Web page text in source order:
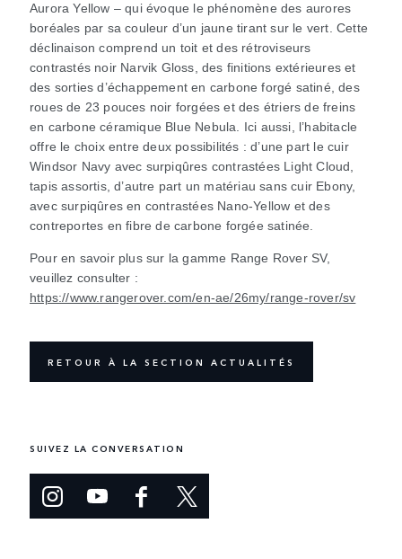
Aurora Yellow – qui évoque le phénomène des aurores
boréales par sa couleur d’un jaune tirant sur le vert. Cette
déclinaison comprend un toit et des rétroviseurs
contrastés noir Narvik Gloss, des finitions extérieures et
des sorties d’échappement en carbone forgé satiné, des
roues de 23 pouces noir forgées et des étriers de freins
en carbone céramique Blue Nebula. Ici aussi, l’habitacle
offre le choix entre deux possibilités : d’une part le cuir
Windsor Navy avec surpiqûres contrastées Light Cloud,
tapis assortis, d’autre part un matériau sans cuir Ebony,
avec surpiqûres en contrastées Nano‑Yellow et des
contreportes en fibre de carbone forgée satinée.
Pour en savoir plus sur la gamme Range Rover SV,
veuillez consulter :
https://www.rangerover.com/en-ae/26my/range-rover/sv
RETOUR À LA SECTION ACTUALITÉS
SUIVEZ LA CONVERSATION